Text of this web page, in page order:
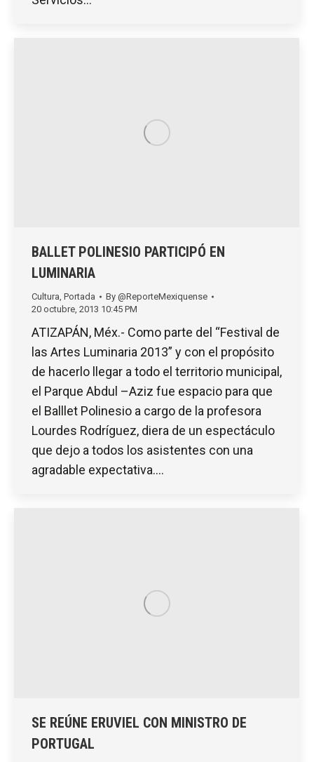
BALLET POLINESIO PARTICIPÓ EN
LUMINARIA
Cultura, Portada By @ReporteMexiquense
20 octubre, 2013 10:45 PM
ATIZAPÁN, Méx.- Como parte del “Festival de
las Artes Luminaria 2013” y con el propósito
de hacerlo llegar a todo el territorio municipal,
el Parque Abdul –Aziz fue espacio para que
el Balllet Polinesio a cargo de la profesora
Lourdes Rodríguez, diera de un espectáculo
que dejo a todos los asistentes con una
agradable expectativa.…
SE REÚNE ERUVIEL CON MINISTRO DE
PORTUGAL